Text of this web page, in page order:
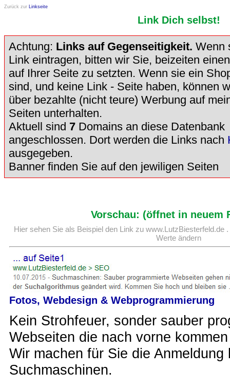
Zurück zur Linkseite
Link Dich selbst!
Achtung: Links auf Gegenseitigkeit. Wenn
Link eintragen, bitten wir Sie, beizeiten
auf Ihrer Seite zu setzten. Wenn sie ein
sind, und keine Link - Seite haben, können
über bezahlte (nicht teure) Werbung auf
Seiten unterhalten.
Aktuell sind 7 Domains an diese Datenbank
angeschlossen. Dort werden die Links nach
ausgegeben.
Banner finden Sie auf den jewiligen Seiten
Vorschau: (öffnet in neuem
Hier sehen Sie als Beispiel den Link zu www.LutzBiesterfeld.de
Werte ändern
Fotos, Webdesign & Webprogrammierung
Kein Strohfeuer, sonder sauber
Webseiten die nach vorne
Wir machen für Sie die
Suchmaschinen.